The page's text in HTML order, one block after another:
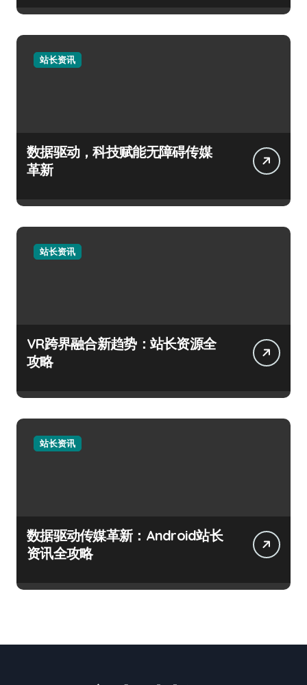
站长资讯
数据驱动，科技赋能无障碍传媒
革新
站长资讯
VR跨界融合新趋势：站长资源全
攻略
站长资讯
数据驱动传媒革新：Android站长
资讯全攻略